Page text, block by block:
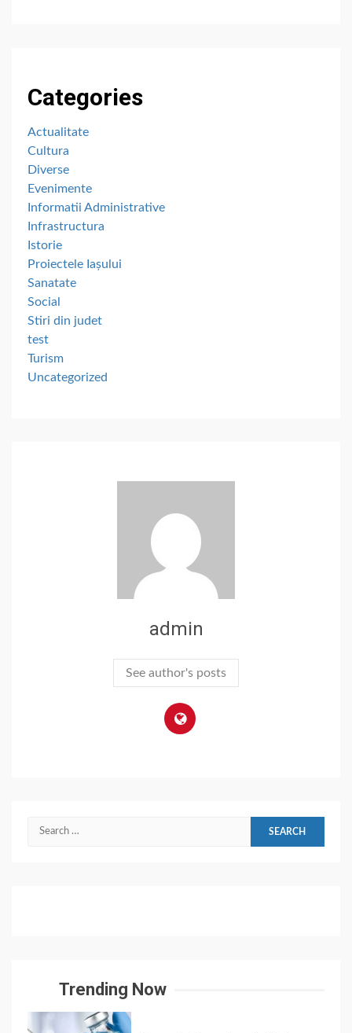
Categories
Actualitate
Cultura
Diverse
Evenimente
Informatii Administrative
Infrastructura
Istorie
Proiectele Iașului
Sanatate
Social
Stiri din judet
test
Turism
Uncategorized
admin
See author's posts
Search
Trending Now